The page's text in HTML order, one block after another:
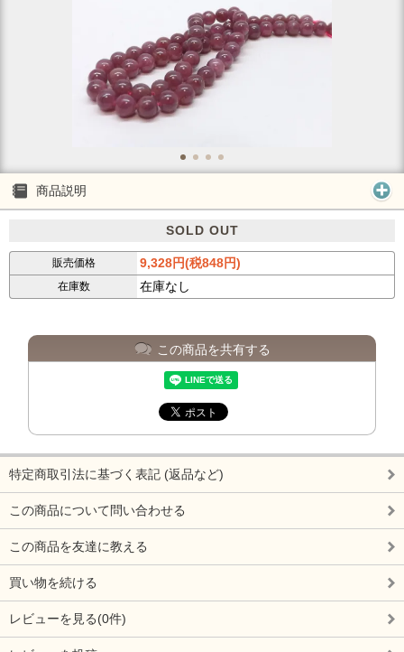
商品説明
SOLD OUT
販売価格 9,328円(税848円)
在庫数 在庫なし
この商品を共有する
特定商取引法に基づく表記 (返品など)
この商品について問い合わせる
この商品を友達に教える
買い物を続ける
レビューを見る(0件)